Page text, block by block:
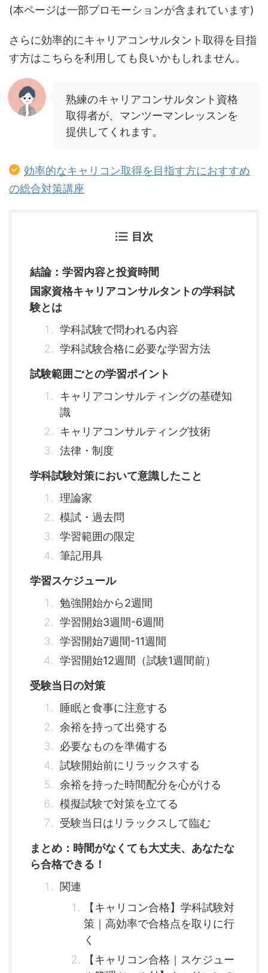
(本ページは一部プロモーションが含まれています)
さらに効率的にキャリアコンサルタント取得を目指
す方はこちらを利用しても良いかもしれません。
熟練のキャリアコンサルタント資格
取得者が、マンツーマンレッスンを
提供してくれます。
効率的なキャリコン取得を目指す方におすすめ
の総合対策講座
目次
結論：学習内容と投資時間
国家資格キャリアコンサルタントの学科試
験とは
学科試験で問われる内容
学科試験合格に必要な学習方法
試験範囲ごとの学習ポイント
キャリアコンサルティングの基礎知
識
キャリアコンサルティング技術
法律・制度
学科試験対策において意識したこと
理論家
模試・過去問
学習範囲の限定
筆記用具
学習スケジュール
勉強開始から2週間
学習開始3週間-6週間
学習開始7週間-11週間
学習開始12週間（試験1週間前）
受験当日の対策
睡眠と食事に注意する
余裕を持って出発する
必要なものを準備する
試験開始前にリラックスする
余裕を持った時間配分を心がける
模擬試験で対策を立てる
受験当日はリラックスして臨む
まとめ：時間がなくても大丈夫、あなたな
ら合格できる！
関連
【キャリコン合格】学科試験対
策｜高効率で合格点を取りに行
く
【キャリコン合格｜スケジュー